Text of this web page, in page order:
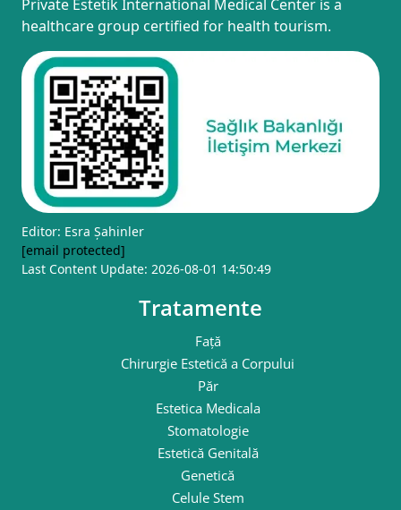
Private Estetik International Medical Center is a
healthcare group certified for health tourism.
Editor: Esra Şahinler
[email protected]
Last Content Update: 2026-08-01 14:50:49
Tratamente
Față
Chirurgie Estetică a Corpului
Păr
Estetica Medicala
Stomatologie
Estetică Genitală
Genetică
Celule Stem